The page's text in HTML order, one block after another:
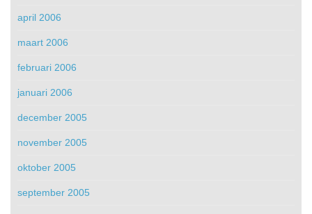
april 2006
maart 2006
februari 2006
januari 2006
december 2005
november 2005
oktober 2005
september 2005